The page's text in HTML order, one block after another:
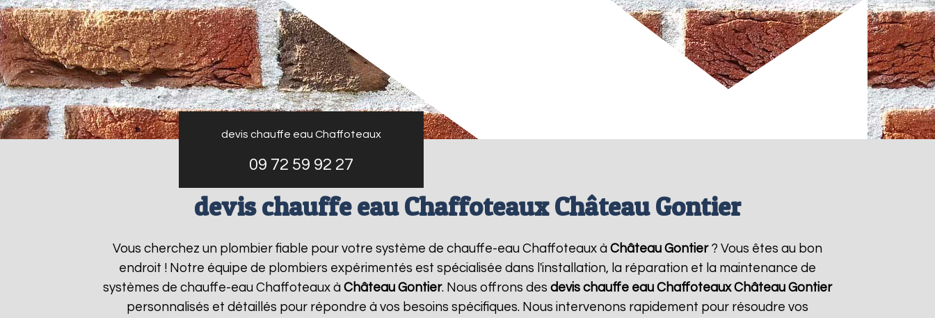
devis chauffe eau Chaffoteaux
09 72 59 92 27
devis chauffe eau Chaffoteaux Château Gontier
Vous cherchez un plombier fiable pour votre système de chauffe-eau Chaffoteaux à Château Gontier? Vous êtes au bon
endroit ! Notre équipe de plombiers expérimentés est spécialisée dans l'installation, la réparation et la maintenance de
systèmes de chauffe-eau Chaffoteaux à Château Gontier. Nous offrons des devis chauffe eau Chaffoteaux Château Gontier
personnalisés et détaillés pour répondre à vos besoins spécifiques. Nous intervenons rapidement pour résoudre vos